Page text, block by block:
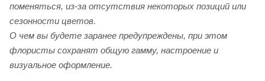
поменяться, из-за отсутствия некоторых позиций или
сезонности цветов.
О чем вы будете заранее предупреждены, при этом
флористы сохранят общую гамму, настроение и
визуальное оформление.